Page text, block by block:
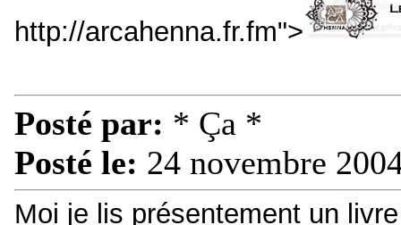
http://arcahenna.fr.fm">
Posté par: * Ça *
Posté le: 24 novembre
Moi je lis présentement un